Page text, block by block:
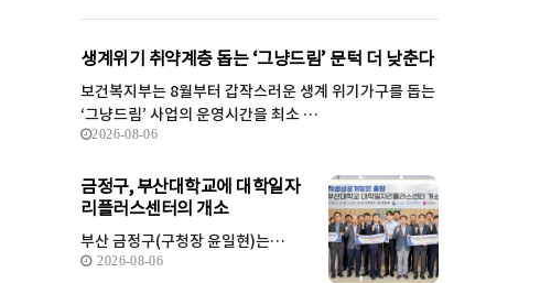
생계위기 취약계층 돕는 ‘그냥드림’ 문턱 더 낮춘다
보건복지부는 8월부터 갑작스러운 생계 위기가구를 돕는
‘그냥드림’ 사업의 운영시간을 최소 …
2026-08-06
금정구, 부산대학교에 대학일자
리플러스센터의 개소
부산 금정구(구청장 윤일현)는…
2026-08-06